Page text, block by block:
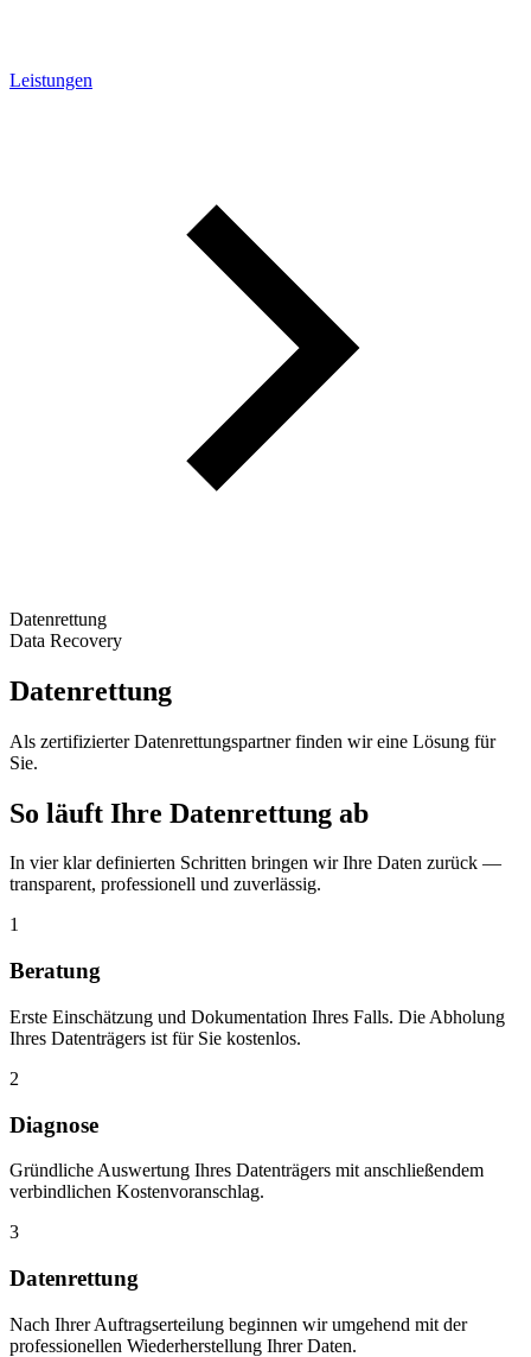
Leistungen
Datenrettung
Data Recovery
Datenrettung
Als zertifizierter Datenrettungspartner finden wir eine Lösung für
Sie.
So läuft Ihre Datenrettung ab
In vier klar definierten Schritten bringen wir Ihre Daten zurück —
transparent, professionell und zuverlässig.
1
Beratung
Erste Einschätzung und Dokumentation Ihres Falls. Die Abholung
Ihres Datenträgers ist für Sie kostenlos.
2
Diagnose
Gründliche Auswertung Ihres Datenträgers mit anschließendem
verbindlichen Kostenvoranschlag.
3
Datenrettung
Nach Ihrer Auftragserteilung beginnen wir umgehend mit der
professionellen Wiederherstellung Ihrer Daten.